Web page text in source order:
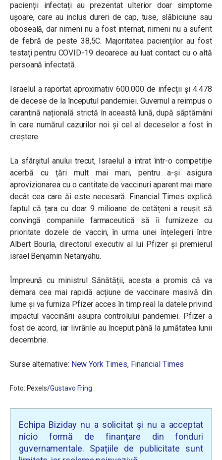
pacienții infectați au prezentat ulterior doar simptome
ușoare, care au inclus dureri de cap, tuse, slăbiciune sau
oboseală, dar nimeni nu a fost internat, nimeni nu a suferit
de febră de peste 38,5C. Majoritatea pacienților au fost
testați pentru COVID-19 deoarece au luat contact cu o altă
persoană infectată.
Israelul a raportat aproximativ 600.000 de infecții și 4.478
de decese de la începutul pandemiei. Guvernul a reimpus o
carantină națională strictă în această lună, după săptămâni
în care numărul cazurilor noi și cel al deceselor a fost în
creștere.
La sfârșitul anului trecut, Israelul a intrat într-o competiție
acerbă cu țări mult mai mari, pentru a-și asigura
aprovizionarea cu o cantitate de vaccinuri aparent mai mare
decât cea care ăi este necesară. Financial Times explică
faptul că țara cu doar 9 milioane de cetățeni a reușit să
convingă companiile farmaceutică să îi furnizeze cu
prioritate dozele de vaccin, în urma unei înțelegeri între
Albert Bourla, directorul executiv al lui Pfizer și premierul
israel Benjamin Netanyahu.
Împreună cu ministrul Sănătății, acesta a promis că va
demara cea mai rapidă acțiune de vaccinare masivă din
lume și va furniza Pfizer acces în timp real la datele privind
impactul vaccinării asupra controlului pandemiei. Pfizer a
fost de acord, iar livrările au început până la jumătatea lunii
decembrie.
Surse alternative: New York Times, Financial Times
Foto: Pexels/Gustavo Fring
Echipa Biziday nu a solicitat și nu a acceptat
nicio formă de finanțare din fonduri
guvernamentale. Spațiile de publicitate sunt